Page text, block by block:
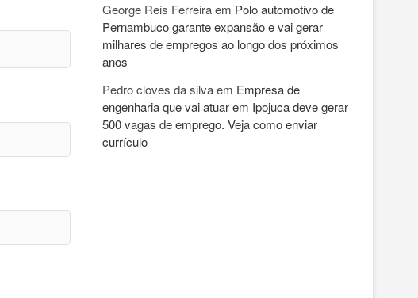
George Reis Ferreiraem Polo automotivo de
Pernambuco garante expansão e vai gerar
milhares de empregos ao longo dos próximos
anos
Pedro cloves da silvaem Empresa de
engenharia que vai atuar em Ipojuca deve gerar
500 vagas de emprego. Veja como enviar
currículo